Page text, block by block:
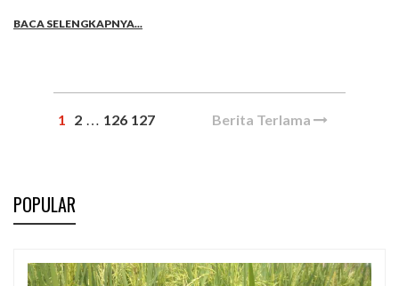
BACA SELENGKAPNYA...
1 2 … 126 127 Berita Terlama
POPULAR